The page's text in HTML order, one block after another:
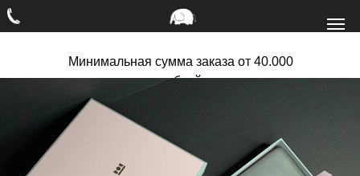
Минимальная сумма заказа от 40.000
рублей